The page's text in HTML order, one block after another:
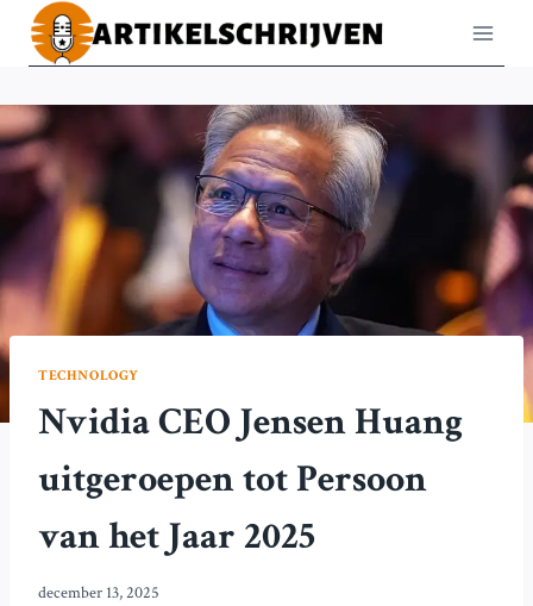
Doorgaan
naar
TECHNOLOGY
Nvidia CEO Jensen Huang
uitgeroepen tot Persoon
van het Jaar 2025
december 13, 2025